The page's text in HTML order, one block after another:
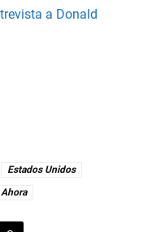
a Donald
Estados Unidos
Ahora